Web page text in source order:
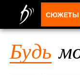
Будь
СЮЖЕТЫ
ПРИЛОЖЕНИЯ